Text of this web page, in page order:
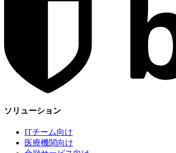
ソリューション
ITチーム向け
医療機関向け